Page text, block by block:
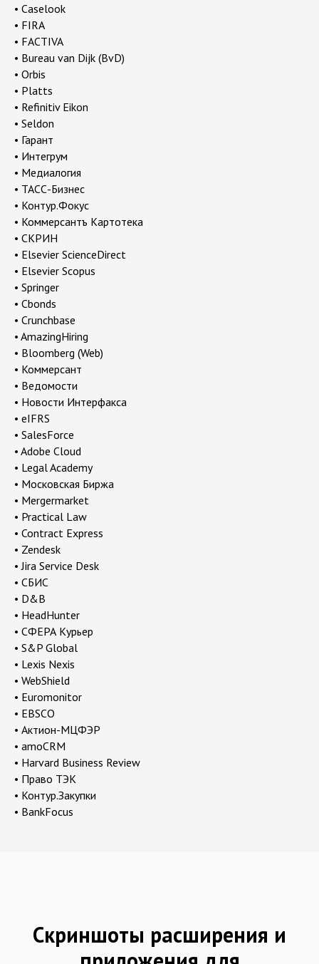
• Caselook
• FIRA
• FACTIVA
• Bureau van Dijk (BvD)
• Orbis
• Platts
• Refinitiv Eikon
• Seldon
• Гарант
• Интегрум
• Медиалогия
• ТАСС-Бизнес
• Контур.Фокус
• Коммерсантъ Картотека
• СКРИН
• Elsevier ScienceDirect
• Elsevier Scopus
• Springer
• Cbonds
• Crunchbase
• AmazingHiring
• Bloomberg (Web)
• Коммерсант
• Ведомости
• Новости Интерфакса
• eIFRS
• SalesForce
• Adobe Cloud
• Legal Academy
• Московская Биржа
• Mergermarket
• Practical Law
• Contract Express
• Zendesk
• Jira Service Desk
• СБИС
• D&B
• HeadHunter
• СФЕРА Курьер
• S&P Global
• Lexis Nexis
• WebShield
• Euromonitor
• EBSCO
• Актион-МЦФЭР
• amoCRM
• Harvard Business Review
• Право ТЭК
• Контур.Закупки
• BankFocus
Скриншоты расширения и